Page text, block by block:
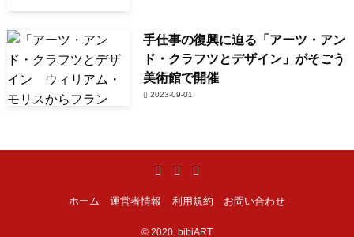
手仕事の復興に迫る「アーツ・アン
ド・クラフツとデザイン」がそごう
美術館で開催
2023-09-01
ホーム 運営者情報 利用規約 お問い合わせ
© 2020. bibiART